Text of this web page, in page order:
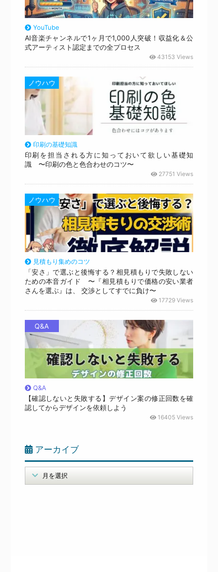
YouTube
AI音楽チャンネルで1ヶ月で1,000人突破！収益化＆公
式アーティスト認定までの全プロセス
43153 Views
ノウハウ
印刷の基礎知識
印刷を担当される方に知っておいて欲しい基礎知
識 〜印刷の色と色合わせのコツ〜
27751 Views
ノウハウ
見積もり集めのコツ
「安さ」で選ぶと後悔する？相見積もりで失敗しない
ための本音ガイド 〜『相見積もりで価格の安い業者
さんを選ぶ』は、 交渉としてすでに負け〜
17729 Views
Q&A
Q&A
【確認しないと失敗する】デザイン案の修正回数を確
認してからデザインを依頼しよう
16405 Views
アーカイブ